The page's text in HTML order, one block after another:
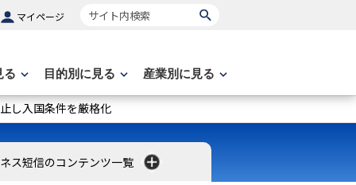
マイページ サイト内検索
る 目的別に見る 産業別に見る
し入国条件を厳格化
ス短信のコンテンツ一覧